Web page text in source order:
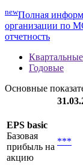
newПолная
организации по
отчетность
Квартальные
Годовые
Основные
EPS basic
Базовая
прибыль на
акцию
***